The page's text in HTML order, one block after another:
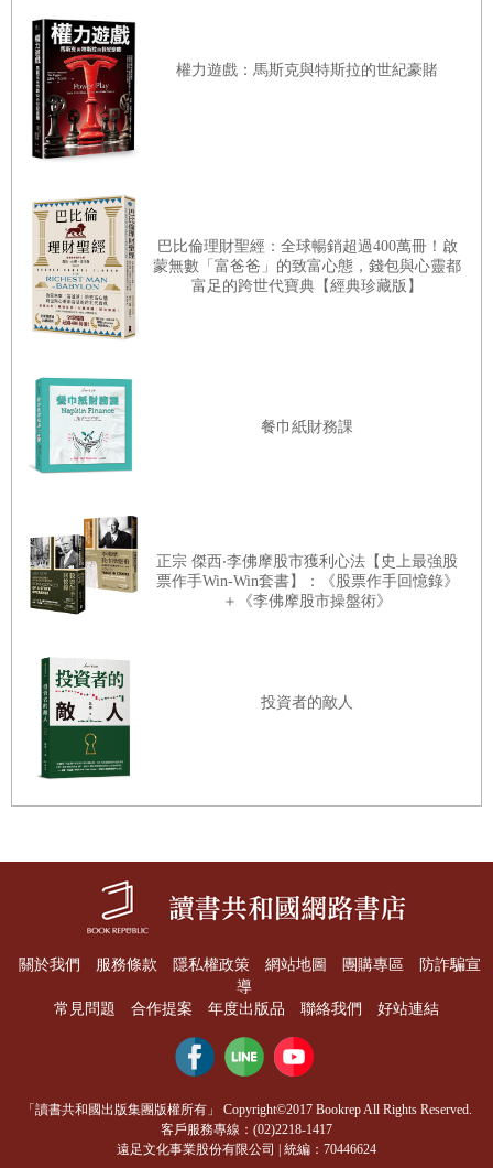
我的哥兒們戴夫，還有我們對「加密貨幣不久
就會崩盤」打的賭。如果我的看法是正確的─也就是加密貨
平民百姓即將遭殃。如果我對經濟學的理解無誤，加密貨幣
一定會引誘更多一般人（散戶）進入賭場，從
他們身上斂財，好讓騙局繼續進行。
坐在酒吧裡，我滔滔不絕談到信任如何瓦解，人們如何被各
種方式操弄。騙局在假消息肆虐的時代猖獗應
該不是巧合。過去四年我有太多夜晚為世局焦心到無法成
眠，卻束手無策。但我現在知道自己能做什麼了
明星的超能力，到處傳播「加密貨幣是屁」的
福音。
◎第三章 印鈔機馬力全開
都會掏光皮夾的零錢，放進邦妮・瑪曼（Bonne Maman）果
醬罐，來看孫子時就帶上，讓他們在玩具店裡挑個小禮物，
祖孫三人在櫃臺一枚一枚算好結帳。兩個孩子開始叫爺爺
「果醬罐主保聖人」。
市場試試手氣。外匯市場是交易貨幣的全球市場，規模十分
龐大，每天全球交易量大約六・六兆。它在很多方面猶如賭
博，成癮性質一項不缺。它的影響力也非常大，基本上足以
決定每一種貨幣的匯率。投資外匯的散戶大多會虧損，這點
也和賭博一樣。我向芝加哥大學布斯商學院（Booth School
（Alex Imas）請教，這名專研市場的學者說：「學術研究已
經證明，人在外匯市場的行為模式和在賭場時一樣：進場時
想著輸掉多少就該收手，實際上卻完全相反——輸了就想再
都是賠，因為外匯市場和賭場一樣，期望值是負的。」
哈爾很快沉迷於外匯交易。雖然他辛苦工作了一輩子，退休
金卻普普通通。他希望能多點錢備用，最好還能留點遺產給
快。大衛婉拒，也開始擔心爸爸掉進另一個財務泥沼，只不
過這次的後果可能更加嚴重。他告訴爸爸不必為孫子的教育
費用煩惱，他和醫生妻子安珀（Amber）的收入不成問題。
大衛的擔憂不是空穴來風：許多加密貨幣交易者一開始也是
投資外匯，後來才轉向更新奇、風險也更高的金融商品。
幣投資公司。
琳（Lin）和亞倫・史滕里希特（Aaron Sternlicht）夫婦在
紐約開了一家高檔戒癮中心，專門輔導高所得人士和他們的
年內暴跌百分之八十左右），琳和亞倫開始接到一種新的客
戶：加密貨幣成癮者。他們清一色是四十歲以下的男性，有
權力遊戲：馬斯克與特斯拉的世紀豪賭
巴比倫理財聖經：全球暢銷超過400萬冊！啟
蒙無數「富爸爸」的致富心態，錢包與心靈都
富足的跨世代寶典【經典珍藏版】
餐巾紙財務課
正宗 傑西‧李佛摩股市獲利心法【史上最強股
票作手Win-Win套書】：《股票作手回憶錄》
＋《李佛摩股市操盤術》
投資者的敵人
關於我們 服務條款 隱私權政策 網站地圖 團購專區
防詐騙宣
導
常見問題
合作提案 年度出版品 聯絡我們 好站連結
「讀書共和國出版集團版權所有」 Copyright©2017 Bookrep All Rights Reserved.
客戶服務專線：(02)2218-1417
遠足文化事業股份有限公司 | 統編：70446624